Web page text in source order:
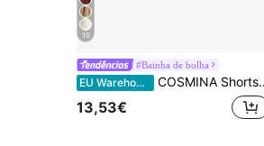
10
#Bainha de bolha
EU Warehouse COSMINA Shorts com bainha floral de cor sólida e doce, verão
13,53€